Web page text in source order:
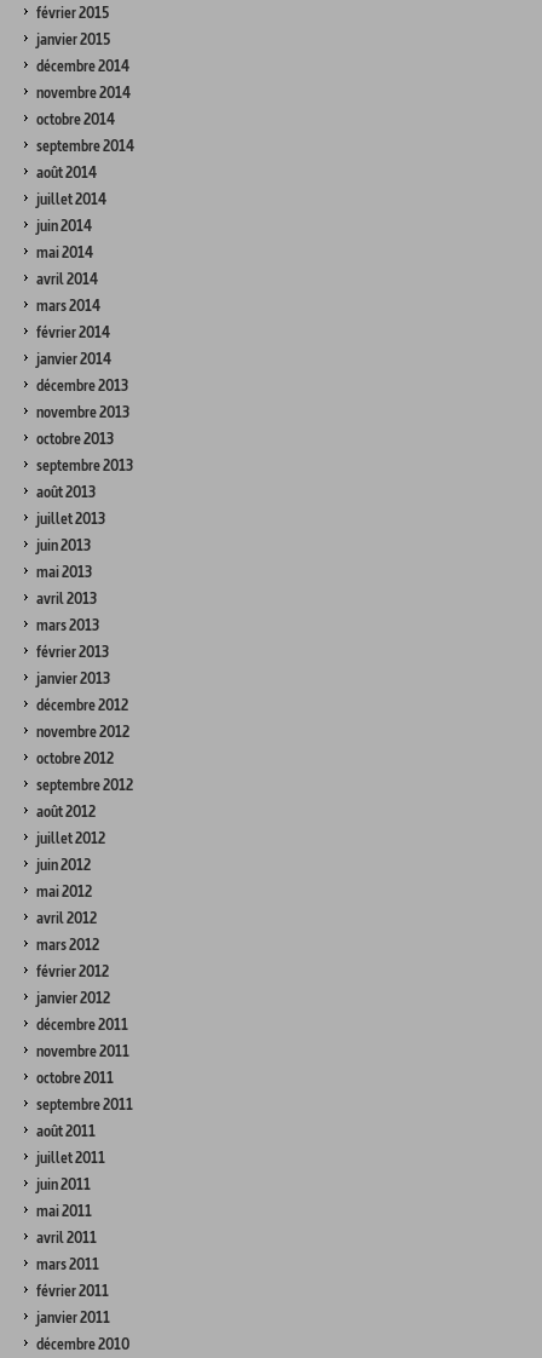
février 2015
janvier 2015
décembre 2014
novembre 2014
octobre 2014
septembre 2014
août 2014
juillet 2014
juin 2014
mai 2014
avril 2014
mars 2014
février 2014
janvier 2014
décembre 2013
novembre 2013
octobre 2013
septembre 2013
août 2013
juillet 2013
juin 2013
mai 2013
avril 2013
mars 2013
février 2013
janvier 2013
décembre 2012
novembre 2012
octobre 2012
septembre 2012
août 2012
juillet 2012
juin 2012
mai 2012
avril 2012
mars 2012
février 2012
janvier 2012
décembre 2011
novembre 2011
octobre 2011
septembre 2011
août 2011
juillet 2011
juin 2011
mai 2011
avril 2011
mars 2011
février 2011
janvier 2011
décembre 2010